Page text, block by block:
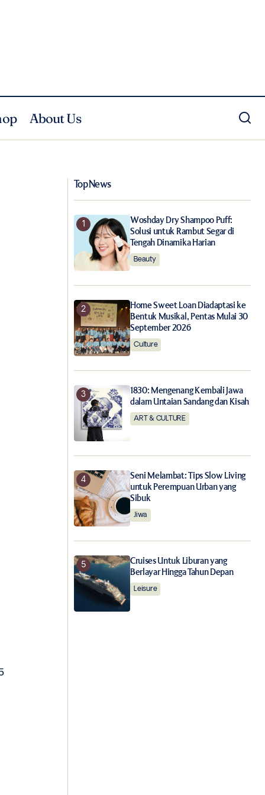
About Us
Top News
Woshday Dry Shampoo Puff:
Solusi untuk Rambut Segar di
Tengah Dinamika Harian
Beauty
Home Sweet Loan Diadaptasi ke
Bentuk Musikal, Pentas Mulai 30
September 2026
Culture
1830: Mengenang Kembali Jawa
dalam Untaian Sandang dan Kisah
ART & CULTURE
Seni Melambat: Tips Slow Living
untuk Perempuan Urban yang
Sibuk
Jiwa
Cruises Untuk Liburan yang
Berlayar Hingga Tahun Depan
Leisure